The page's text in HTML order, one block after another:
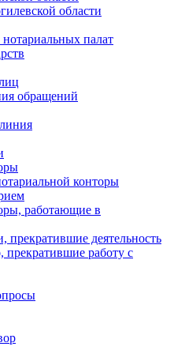
области
палат
обращений
конторы
работающие в
прекратившие деятельность
работу с